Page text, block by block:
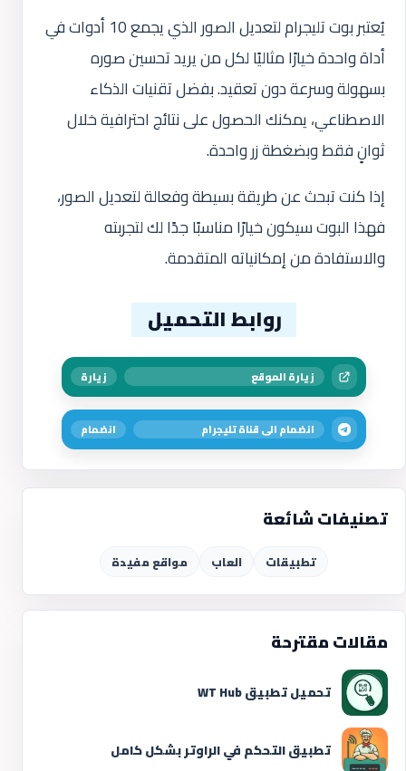
تصنيفات شائعة
تطبيقات العاب مواقع مفيدة
مقالات مقترحة
تحميل تطبيق WT Hub
تطبيق التحكم في الراوتر بشكل كامل
يُعتبر بوت تليجرام لتعديل الصور الذي يجمع 10 أدوات في
أداة واحدة خيارًا مثاليًا لكل من يريد تحسين صوره
بسهولة وسرعة دون تعقيد. بفضل تقنيات الذكاء
الاصطناعي، يمكنك الحصول على نتائج احترافية خلال
ثوانٍ فقط وبضغطة زر واحدة.
إذا كنت تبحث عن طريقة بسيطة وفعالة لتعديل الصور،
فهذا البوت سيكون خيارًا مناسبًا جدًا لك لتجربته
والاستفادة من إمكانياته المتقدمة.
روابط التحميل
زيارة الموقع زيارة
انضمام الى قناة تليجرام انضمام